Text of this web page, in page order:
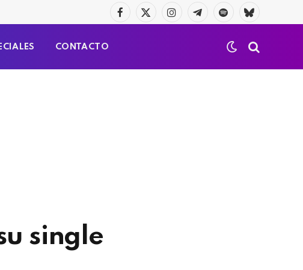
Facebook
X
InstagramTelegramaSpotifyBluesky
CONTACTO
single